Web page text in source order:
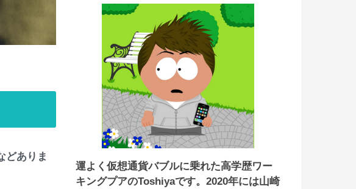
どありま
運よく仮想通貨バブルに乗れた高学歴ワー
キングプアのToshiyaです。2020年には山崎